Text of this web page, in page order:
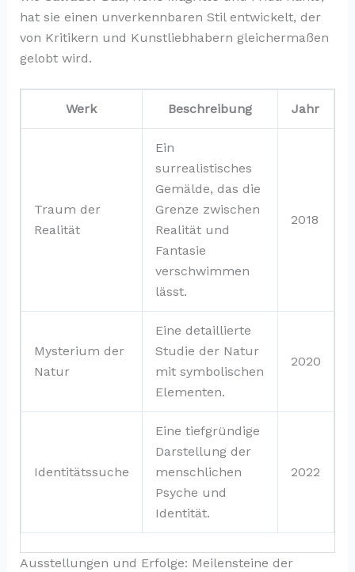
hat sie einen unverkennbaren Stil entwickelt, der
von Kritikern und Kunstliebhabern gleichermaßen
gelobt wird.
Werk Beschreibung Jahr
Traum der
Realität
Ein
surrealistisches
Gemälde, das die
Grenze zwischen
Realität und
Fantasie
verschwimmen
lässt.
2018
Mysterium der
Natur
Eine detaillierte
Studie der Natur
mit symbolischen
Elementen.
2020
Identitätssuche
Eine tiefgründige
Darstellung der
menschlichen
Psyche und
Identität.
2022
Ausstellungen und Erfolge: Meilensteine der